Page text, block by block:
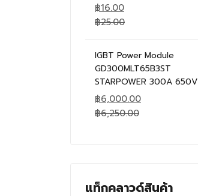
฿16.00
฿25.00
IGBT Power Module
GD300MLT65B3ST
STARPOWER 300A 650V
฿6,000.00
฿6,250.00
แท็กคลาวด์สินค้า